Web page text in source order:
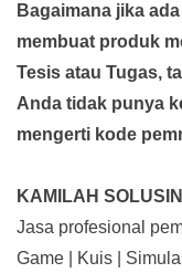
Bagaimana jika
membuat produk
Tesis atau Tugas,
Anda tidak punya
mengerti kode
KAMILAH
Jasa profesional
Game | Kuis |